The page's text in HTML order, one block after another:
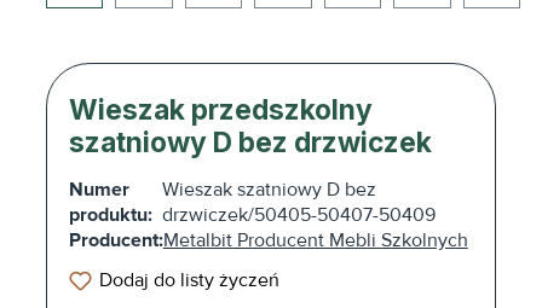
Wieszak przedszkolny
szatniowy D bez drzwiczek
Numer
produktu:
Wieszak szatniowy D bez
drzwiczek/50405-50407-50409
Producent:Metalbit Producent Mebli Szkolnych
Dodaj do listy życzeń